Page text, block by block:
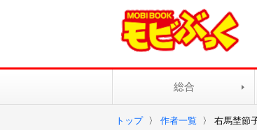
総合
トップ 〉 作者一覧 〉 右馬埜節